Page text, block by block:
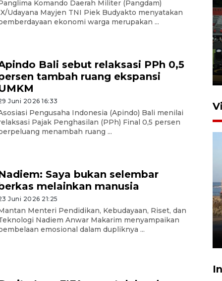
Komando Daerah Militer (Pangdam)
Udayana Mayjen TNI Piek Budyakto menyatakan
ekonomi warga merupakan ...
Bali sebut relaksasi PPh 0,5
tambah ruang ekspansi
Juni 2026 16:33
Pengusaha Indonesia (Apindo) Bali menilai
Pajak Penghasilan (PPh) Final 0,5 persen
menambah ruang ...
Saya bukan selembar
melainkan manusia
Juni 2026 21:25
Menteri Pendidikan, Kebudayaan, Riset, dan
Nadiem Anwar Makarim menyampaikan
emosional dalam dupliknya ...
Tiga matra TNI unjuk
latihan di Kepri
5 Agustus 2026 16:28
Kemen LH, KKP, dan Gubernur
Bali tanam ribuan bibit
mangrove